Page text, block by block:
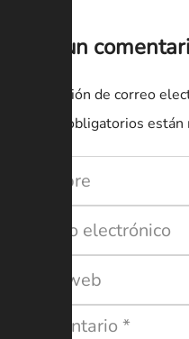
Deja un
Tu dirección de correo
campos obligatorios